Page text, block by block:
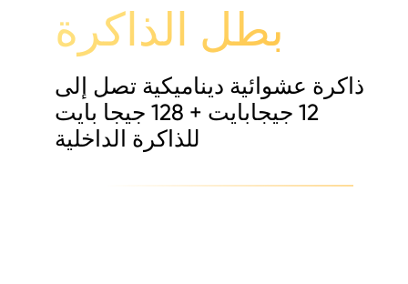
بطل الذاكرة
ذاكرة عشوائية ديناميكية تصل إلى
12 جيجابايت + 128 جيجا بايت
للذاكرة الداخلية